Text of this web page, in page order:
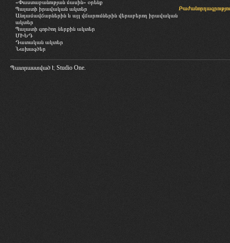
«Փաստաբանության մասին» օրենք
Պալատի իրավական ակտեր
Անդամավճարներին և այլ վճարումներին վերաբերող իրավական
ակտեր
Պալատի գործող ներքին ակտեր
ՄԻԵԴ
Դատական ակտեր
Նախագծեր
Պատրաստված է Studio One.